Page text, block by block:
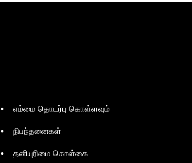
எம்மை தொடர்பு கொள்ளவும்
நிபந்தனைகள்
தனியுரிமை கொள்கை